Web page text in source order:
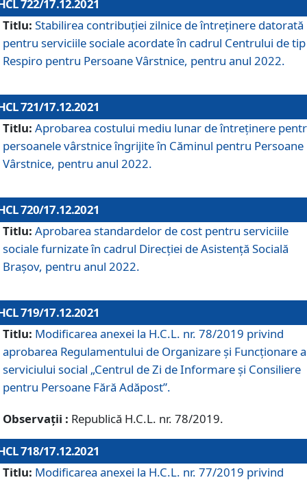
722/17.12.2021
Titlu: Stabilirea contribuţiei zilnice de întreținere datorată
pentru serviciile sociale acordate în cadrul Centrului de tip
Respiro pentru Persoane Vârstnice, pentru anul 2022.
721/17.12.2021
Titlu: Aprobarea costului mediu lunar de întreţinere
persoanele vârstnice îngrijite în Căminul pentru Persoane
Vârstnice, pentru anul 2022.
720/17.12.2021
Titlu: Aprobarea standardelor de cost pentru serviciile
sociale furnizate în cadrul Direcției de Asistență Socială
Brașov, pentru anul 2022.
719/17.12.2021
Titlu: Modificarea anexei la H.C.L. nr. 78/2019 privind
aprobarea Regulamentului de Organizare și Funcționare
serviciului social „Centrul de Zi de Informare şi Consiliere
pentru Persoane Fără Adăpost”.
Observații : Republică H.C.L. nr. 78/2019.
718/17.12.2021
Titlu: Modificarea anexei la H.C.L. nr. 77/2019 privind